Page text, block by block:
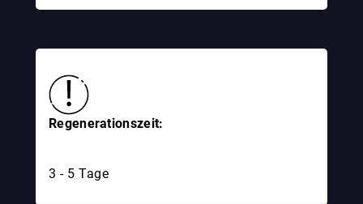
Regenerationszeit:
3 - 5 Tage